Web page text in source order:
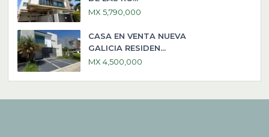
MX 5,790,000
CASA EN VENTA NUEVA
GALICIA RESIDEN...
MX 4,500,000